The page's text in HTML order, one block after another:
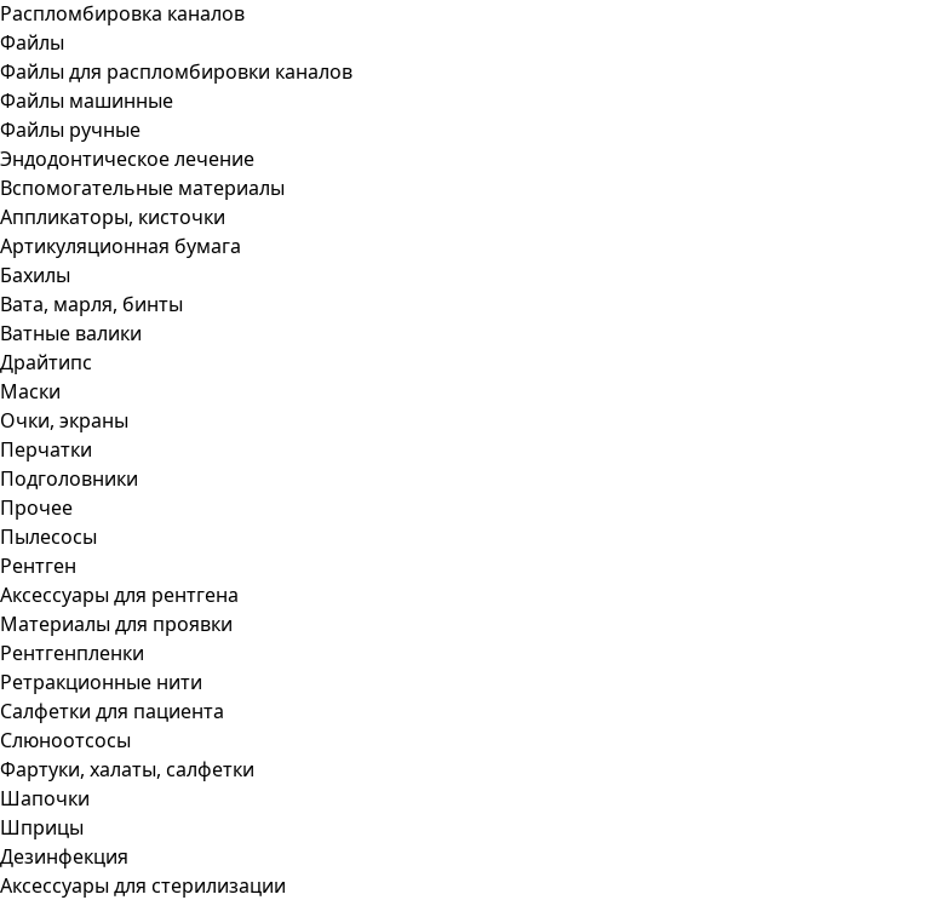
Распломбировка каналов
Файлы
Файлы для распломбировки каналов
Файлы машинные
Файлы ручные
Эндодонтическое лечение
Вспомогательные материалы
Аппликаторы, кисточки
Артикуляционная бумага
Бахилы
Вата, марля, бинты
Ватные валики
Драйтипс
Маски
Очки, экраны
Перчатки
Подголовники
Прочее
Пылесосы
Рентген
Аксессуары для рентгена
Материалы для проявки
Рентгенпленки
Ретракционные нити
Салфетки для пациента
Слюноотсосы
Фартуки, халаты, салфетки
Шапочки
Шприцы
Дезинфекция
Аксессуары для стерилизации